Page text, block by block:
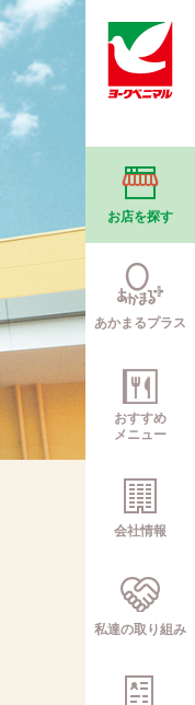
お店を探す
あかまるプラス
おすすめ
メニュー
会社情報
私達の取り組み